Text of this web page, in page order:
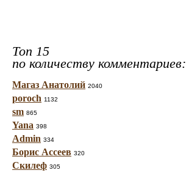
Топ 15
по количеству комментариев:
Магаз Анатолий 2040
poroch 1132
sm 865
Yana 398
Admin 334
Борис Ассеев 320
Скилеф 305